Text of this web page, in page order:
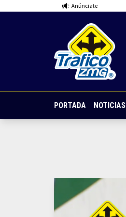
Anúnciate
PORTADA NOTICIAS